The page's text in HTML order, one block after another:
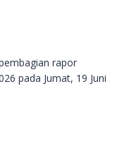
rapor
pada Jumat, 19 Juni